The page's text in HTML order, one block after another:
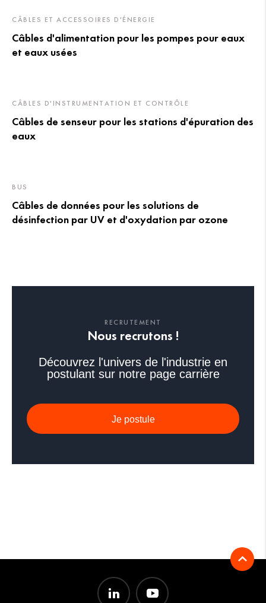
CÂBLES ET ACCESSOIRES D'ÉNERGIE
Câbles d'alimentation pour les pompes pour eaux
et eaux usées
CÂBLES D'INSTRUMENTATION ET CONTRÔLE
Câbles de senseur pour les stations d'épuration des
eaux
BUS
Câbles de données pour les solutions de
désinfection par UV et d'oxydation par ozone
RECRUTEMENT
Nous recrutons !
Découvrez l'univers de l'industrie en
postulant sur notre page carrière
Je postule